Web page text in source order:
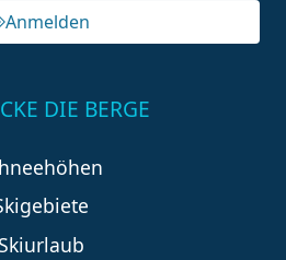
Anmelden
DIE BERGE